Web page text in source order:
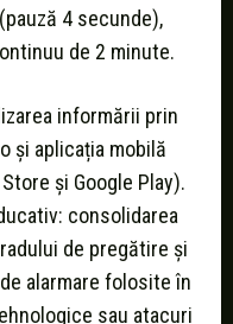
4 secunde),
de 2 minute.
informării prin
și aplicația mobilă
și Google Play).
consolidarea
de pregătire și
alarmare folosite în
sau atacuri